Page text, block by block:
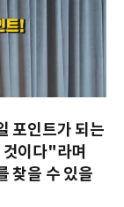
포인트가 되는
것이다"라며
찾을 수 있을